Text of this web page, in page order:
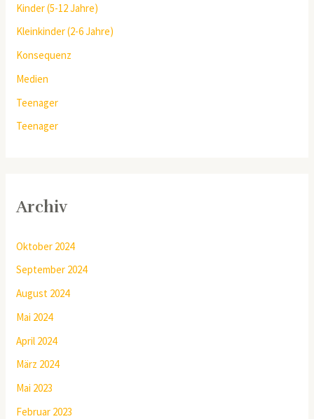
Kinder (5-12 Jahre)
Kleinkinder (2-6 Jahre)
Konsequenz
Medien
Teenager
Teenager
Archiv
Oktober 2024
September 2024
August 2024
Mai 2024
April 2024
März 2024
Mai 2023
Februar 2023